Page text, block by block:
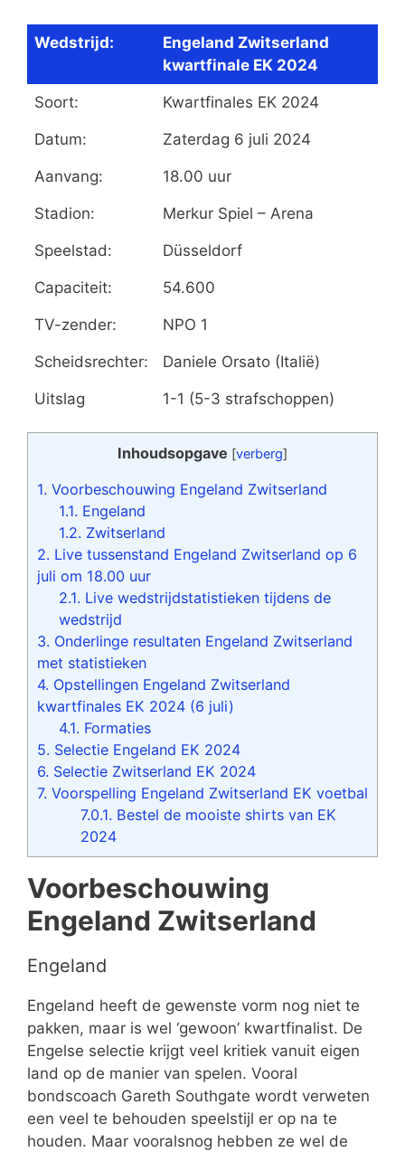
Wedstrijd:
Engeland Zwitserland
kwartfinale EK 2024
Soort: Kwartfinales EK 2024
Datum: Zaterdag 6 juli 2024
Aanvang: 18.00 uur
Stadion: Merkur Spiel – Arena
Speelstad: Düsseldorf
Capaciteit: 54.600
TV-zender: NPO 1
Scheidsrechter: Daniele Orsato (Italië)
Uitslag 1-1 (5-3 strafschoppen)
Inhoudsopgave [verberg]
1. Voorbeschouwing Engeland Zwitserland
1.1. Engeland
1.2. Zwitserland
2. Live tussenstand Engeland Zwitserland op 6
juli om 18.00 uur
2.1. Live wedstrijdstatistieken tijdens de
wedstrijd
3. Onderlinge resultaten Engeland Zwitserland
met statistieken
4. Opstellingen Engeland Zwitserland
kwartfinales EK 2024 (6 juli)
4.1. Formaties
5. Selectie Engeland EK 2024
6. Selectie Zwitserland EK 2024
7. Voorspelling Engeland Zwitserland EK voetbal
7.0.1. Bestel de mooiste shirts van EK
2024
Voorbeschouwing
Engeland Zwitserland
Engeland
Engeland heeft de gewenste vorm nog niet te
pakken, maar is wel ‘gewoon’ kwartfinalist. De
Engelse selectie krijgt veel kritiek vanuit eigen
land op de manier van spelen. Vooral
bondscoach Gareth Southgate wordt verweten
een veel te behouden speelstijl er op na te
houden. Maar vooralsnog hebben ze wel de